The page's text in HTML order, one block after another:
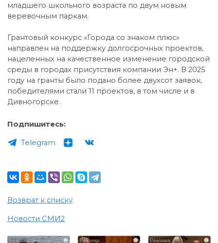
младшего школьного возраста по двум новым
веревочным паркам.
Грантовый конкурс «Города со знаком плюс»
направлен на поддержку долгосрочных проектов,
нацеленных на качественное изменение городской
среды в городах присутствия компании Эн+. В 2025
году на гранты было подано более двухсот заявок,
победителями стали 11 проектов, в том числе и в
Дивногорске.
Подпишитесь:
Telegram
Возврат к списку
Новости СМИ2
i i i